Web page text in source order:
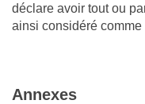
déclare avoir tout ou
ainsi considéré
Annexes